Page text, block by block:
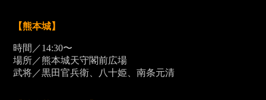
【熊本城】
時間／14:30〜
場所／熊本城天守閣前広場
武将／黒田官兵衛、八十姫、南条元清